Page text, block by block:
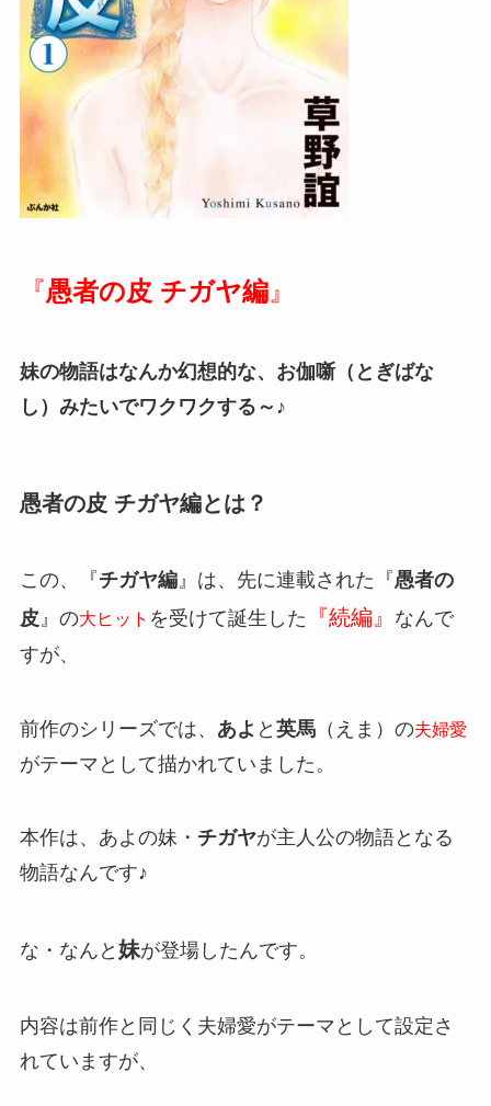
『愚者の皮 チガヤ編』
妹の物語はなんか幻想的な、お伽噺（とぎばな
し）みたいでワクワクする～♪
愚者の皮 チガヤ編とは？
この、『チガヤ編』は、先に連載された『愚者の
皮』の大ヒット を受けて誕生した 『続編』
なんで
すが、
前作のシリーズでは、 あよ と 英馬（えま）の夫婦愛
がテーマとして描かれていました。
本作は、あよの妹・ チガヤが主人公の物語となる
物語なんです♪
な・なんと 妹が登場したんです。
内容は前作と同じく夫婦愛がテーマとして設定さ
れていますが、